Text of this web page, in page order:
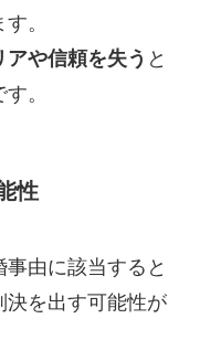
。
や信頼を失う と
。
性
由に該当すると
決を出す可能性が